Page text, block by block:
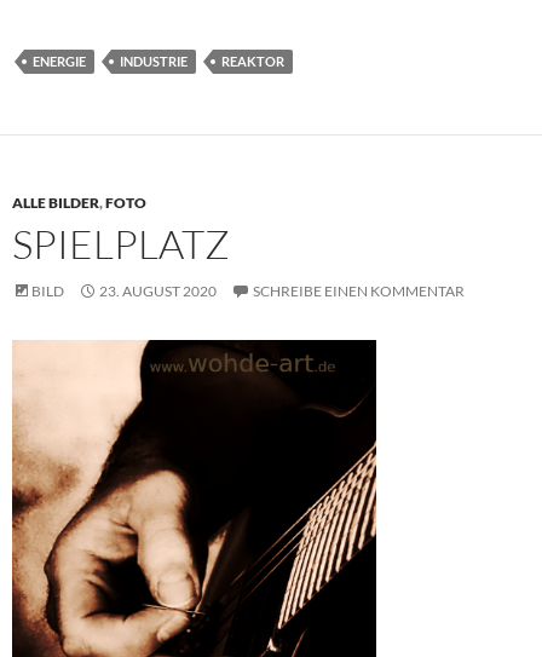
ENERGIE INDUSTRIE REAKTOR
ALLE BILDER,FOTO
SPIELPLATZ
BILD 23. AUGUST 2020 SCHREIBE EINEN KOMMENTAR